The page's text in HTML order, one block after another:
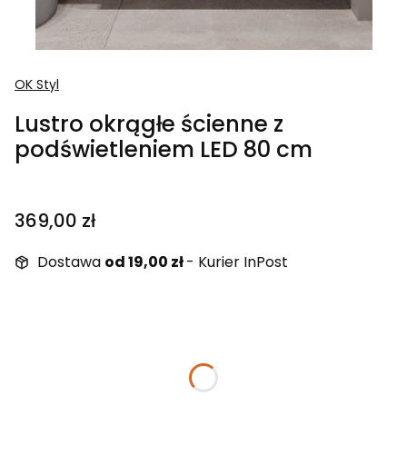
OK Styl
Lustro okrągłe ścienne z
podświetleniem LED 80 cm
Cena
369,00 zł
Dostawa od 19,00 zł- Kurier InPost